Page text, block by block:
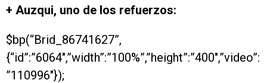
+ Auzqui, uno de los refuerzos:
$bp(“Brid_86741627”,
{“id”:”6064″,”width”:”100%”,”height”:”400″,”video”:
”110996″});